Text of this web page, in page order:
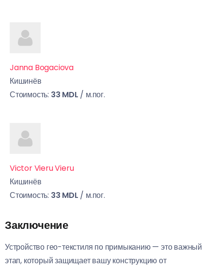
Janna Bogaciova
Кишинёв
Стоимость: 33 MDL / м.пог.
Victor Vieru Vieru
Кишинёв
Стоимость: 33 MDL / м.пог.
Заключение
Устройство гео-текстиля по примыканию — это важный
этап, который защищает вашу конструкцию от